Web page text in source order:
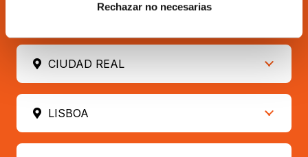
Rechazar no necesarias
CIUDAD REAL
LISBOA